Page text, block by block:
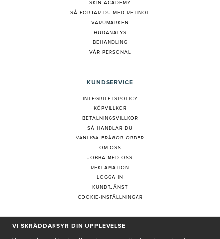
SKIN ACADEMY
SÅ BÖRJAR DU MED RETINOL
VARUMÄRKEN
HUDANALYS
BEHANDLING
VÅR PERSONAL
KUNDSERVICE
INTEGRITETSPOLICY
KÖPVILLKOR
BETALNINGSVILLKOR
SÅ HANDLAR DU
VANLIGA FRÅGOR ORDER
OM OSS
JOBBA MED OSS
REKLAMATION
LOGGA IN
KUNDTJÄNST
COOKIE-INSTÄLLNINGAR
PRENUMERERA PÅ NYHETSBREV
VI SKRÄDDARSYR DIN UPPLEVELSE